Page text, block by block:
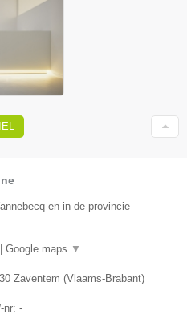
en in de provincie
Google maps ▼
Zaventem (Vlaams-Brabant)
nr: -